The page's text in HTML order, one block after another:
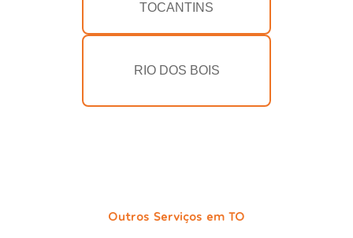
TOCANTINS
RIO DOS BOIS
Outros Serviços em TO